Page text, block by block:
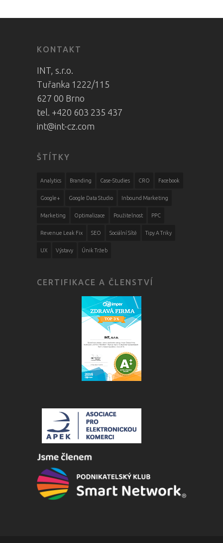
KONTAKT
INT, s.r.o.
Tuřanka 1222/115
627 00 Brno
tel. +420 603 235 437
int@int-cz.com
ŠTÍTKY
Analytics Branding Case-Studies CRO Facebook
Google+ Google Data Studio Inbound Marketing
Marketing Optimalizace Použitelnost PPC
Revenue Leak Fix SEO Sociální Sítě Tipy A Triky
UX Výstavy Únik Tržeb
CERTIFIKACE A ČLENSTVÍ